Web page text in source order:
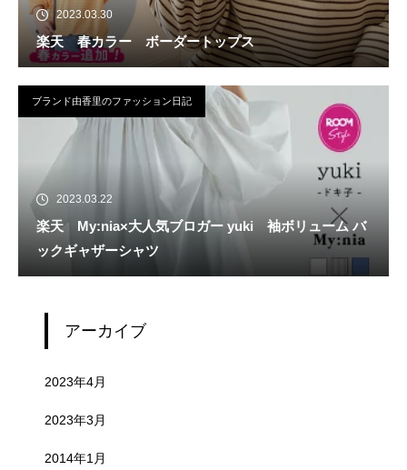
2023.03.30
楽天 春カラー ボーダートップス
ブランド由香里のファッション日記
2023.03.22
楽天 My:nia×大人気ブロガー yuki 袖ボリューム バ
ックギャザーシャツ
アーカイブ
2023年4月
2023年3月
2014年1月